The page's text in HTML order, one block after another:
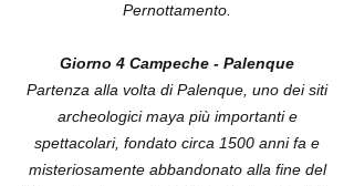
Pernottamento.
Giorno 4 Campeche - Palenque
Partenza alla volta di Palenque, uno dei siti
archeologici maya più importanti e
spettacolari, fondato circa 1500 anni fa e
misteriosamente abbandonato alla fine del